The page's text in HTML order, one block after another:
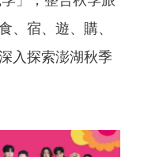
、宿、遊、購、
入探索澎湖秋季